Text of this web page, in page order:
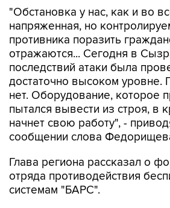
"Обстановка у нас, как и во
напряженная, но
противника поразить
отражаются... Сегодня в
последствий атаки была
достаточно высоком уровне.
нет. Оборудование, которое
пытался вывести из строя, в
начнет свою работу", -
сообщении слова
Глава региона рассказал о
отряда противодействия
системам "БАРС".